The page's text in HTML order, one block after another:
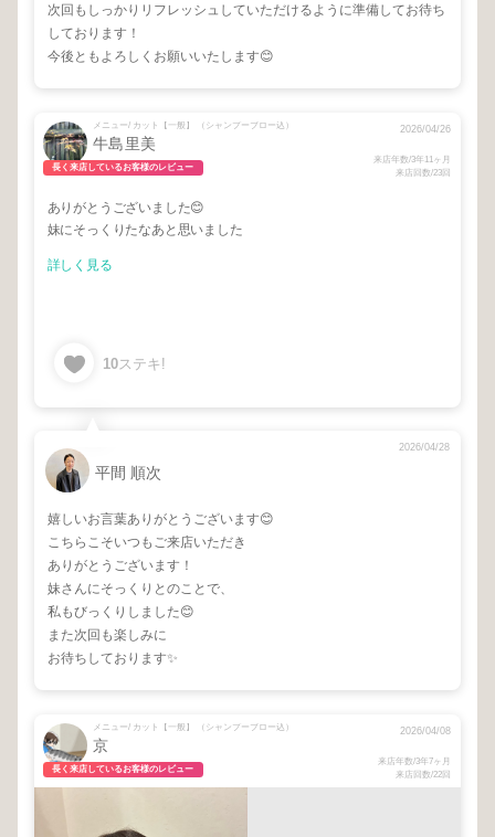
次回もしっかりリフレッシュしていただけるように準備してお待ち
しております！
今後ともよろしくお願いいたします😊
メニュー/ カット【一般】 （シャンプーブロー込）
牛島里美
長く来店しているお客様のレビュー
2026/04/26
来店年数/3年11ヶ月
来店回数/23回
ありがとうございました😊
妹にそっくりたなあと思いました
詳しく見る
10ステキ!
平間 順次
2026/04/28
嬉しいお言葉ありがとうございます😊
こちらこそいつもご来店いただき
ありがとうございます！
妹さんにそっくりとのことで、
私もびっくりしました😊
また次回も楽しみに
お待ちしております✨
メニュー/ カット【一般】 （シャンプーブロー込）
京
長く来店しているお客様のレビュー
2026/04/08
来店年数/3年7ヶ月
来店回数/22回